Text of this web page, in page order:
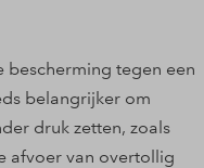
bescherming tegen een
belangrijker om
druk zetten, zoals
afvoer van overtollig